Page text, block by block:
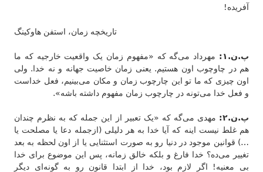
آفریده!
تاریخچه زمان، استفن هاوکینگ
پ.ن.۱:
مهرداد می‌گه که «مفهوم زمان یک واقعیت خارجیه که ما
هم در چاوچوب اون هستیم. یعنی زمان خاصیت جهانه و نه خدا. ولی
اون چیزی که ما تو این چارچوب زمان و مکان می‌بینیم، فعل خداست
و فعل خدا می‌تونه در چارچوب زمان مفهوم داشته باشه».
پ.ن.۲:
مهدی می‌گه که «یک تعبیر از این جمله که به نظرم چندان
هم غلط نیست اینه که آیا خدا به هر دلیلی (ازجمله دعا یا مصلحت یا
…) قوانین موجود در دنیا رو به صورت استثنایی یا از اون لحظه به بعد
تغییر می‌ده؟ خدا فارغ و بلکه خالق زمانه، پس این موضوع برای خدا
بی معنیه! اگر لازم بود، خدا از ابتدا قانون رو به گونه‌ای دیگر